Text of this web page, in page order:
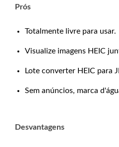
Prós
Totalmente livre para usar.
Visualize imagens HEIC
Lote converter HEIC para
Sem anúncios, marca
Desvantagens